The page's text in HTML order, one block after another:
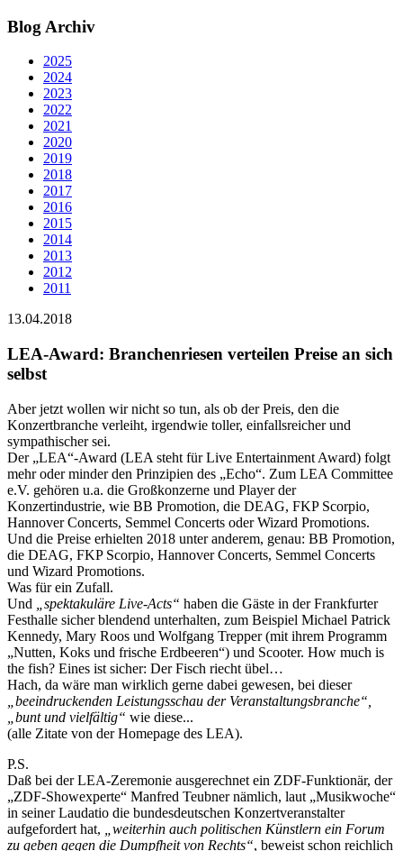
Blog Archiv
2025
2024
2023
2022
2021
2020
2019
2018
2017
2016
2015
2014
2013
2012
2011
13.04.2018
LEA-Award: Branchenriesen verteilen Preise an sich
selbst
Aber jetzt wollen wir nicht so tun, als ob der Preis, den die
Konzertbranche verleiht, irgendwie toller, einfallsreicher und
sympathischer sei.
Der „LEA“-Award (LEA steht für Live Entertainment Award) folgt
mehr oder minder den Prinzipien des „Echo“. Zum LEA Committee
e.V. gehören u.a. die Großkonzerne und Player der
Konzertindustrie, wie BB Promotion, die DEAG, FKP Scorpio,
Hannover Concerts, Semmel Concerts oder Wizard Promotions.
Und die Preise erhielten 2018 unter anderem, genau: BB Promotion,
die DEAG, FKP Scorpio, Hannover Concerts, Semmel Concerts
und Wizard Promotions.
Was für ein Zufall.
Und
„spektakuläre Live-Acts“ haben die Gäste in der Frankfurter
Festhalle sicher blendend unterhalten, zum Beispiel Michael Patrick
Kennedy, Mary Roos und Wolfgang Trepper (mit ihrem Programm
„Nutten, Koks und frische Erdbeeren“) und Scooter. How much is
the fish? Eines ist sicher: Der Fisch riecht übel…
Hach, da wäre man wirklich gerne dabei gewesen, bei dieser
„beeindruckenden Leistungsschau der Veranstaltungsbranche“,
„bunt und vielfältig“ wie diese...
(alle Zitate von der Homepage des LEA).
P.S.
Daß bei der LEA-Zeremonie ausgerechnet ein ZDF-Funktionär, der
„ZDF-Showexperte“ Manfred Teubner nämlich, laut „Musikwoche“
in seiner Laudatio die bundesdeutschen Konzertveranstalter
aufgefordert hat,
„weiterhin auch politischen Künstlern ein Forum
zu geben gegen die Dumpfheit von Rechts“, beweist schon reichlich